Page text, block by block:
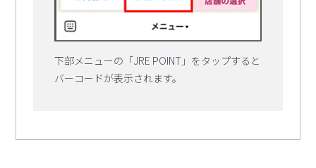
下部メニューの「JRE POINT」をタップすると
バーコードが表示されます。